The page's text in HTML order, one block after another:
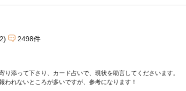
2498件
り添って下さり、カード占いで、現状を助言してくださいます。
われないところが多いですが、参考になります！